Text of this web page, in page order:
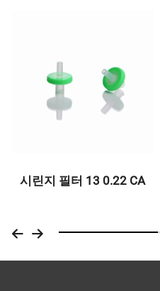
시린지 필터 13 0.22 CA